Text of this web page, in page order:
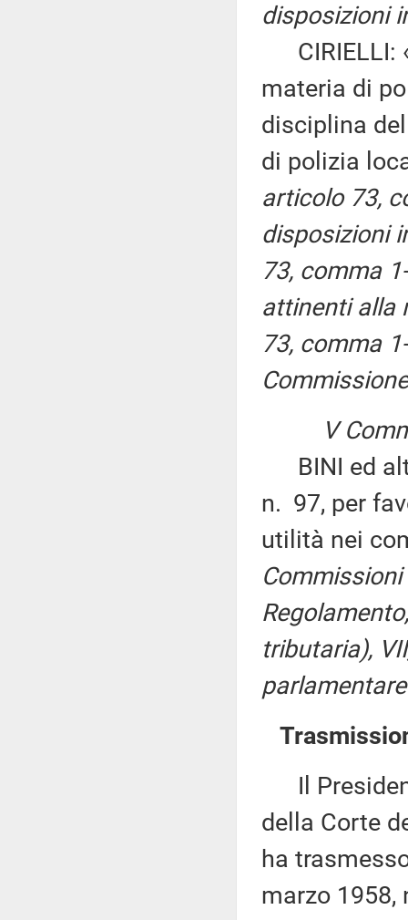
disposizioni
CIRIELLI:
materia di
disciplina
di polizia
articolo 73,
disposizioni
73, comma 1-
attinenti alla
73, comma 1-
V
BINI ed
n. 97, per
utilità nei
Commissioni
tributaria),
Il
della Corte
ha
marzo 1958,